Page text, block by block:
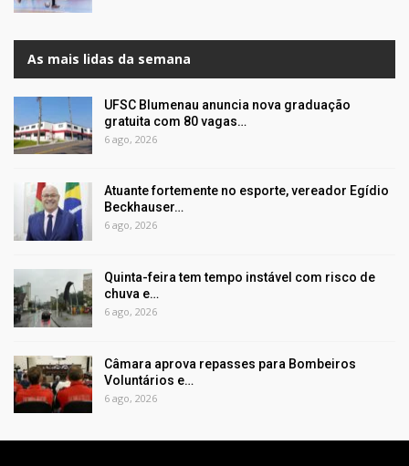
As mais lidas da semana
UFSC Blumenau anuncia nova graduação
gratuita com 80 vagas…
6 ago, 2026
Atuante fortemente no esporte, vereador Egídio
Beckhauser…
6 ago, 2026
Quinta-feira tem tempo instável com risco de
chuva e…
6 ago, 2026
Câmara aprova repasses para Bombeiros
Voluntários e…
6 ago, 2026